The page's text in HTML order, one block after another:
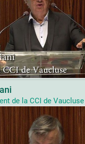
de la CCI de Vaucluse